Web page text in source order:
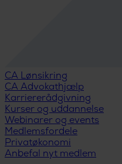
CA Lønsikring
CA Advokathjælp
Karriererådgivning
Kurser og uddannelse
Webinarer og events
Medlemsfordele
Privatøkonomi
Anbefal nyt medlem